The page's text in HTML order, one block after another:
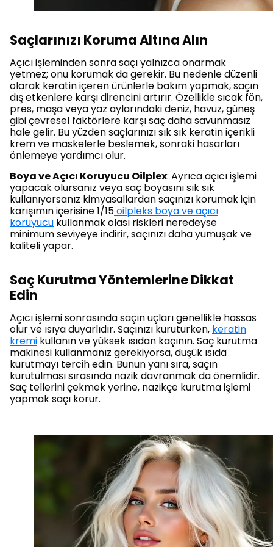
Saçlarınızı Koruma Altına Alın
Açıcı işleminden sonra saçı yalnızca onarmak
yetmez; onu korumak da gerekir. Bu nedenle düzenli
olarak keratin içeren ürünlerle bakım yapmak, saçın
dış etkenlere karşı direncini artırır. Özellikle sıcak fön,
pres, maşa veya yaz aylarındaki deniz, havuz, güneş
gibi çevresel faktörlere karşı saç daha savunmasız
hale gelir. Bu yüzden saçlarınızı sık sık keratin içerikli
krem ve maskelerle beslemek, sonraki hasarları
önlemeye yardımcı olur.
Boya ve Açıcı Koruyucu Oilplex: Ayrıca açıcı işlemi
yapacak olursanız veya saç boyasını sık sık
kullanıyorsanız kimyasallardan saçınızı korumak için
karışımın içerisine 1/15oilpleks boya ve açıcı
koruyucu kullanmak olası riskleri neredeyse
minimum seviyeye indirir, saçınızı daha yumuşak ve
kaliteli yapar.
Saç Kurutma Yöntemlerine Dikkat
Edin
Açıcı işlemi sonrasında saçın uçları genellikle hassas
olur ve ısıya duyarlıdır. Saçınızı kuruturken, keratin
kremi kullanın ve yüksek ısıdan kaçının. Saç kurutma
makinesi kullanmanız gerekiyorsa, düşük ısıda
kurutmayı tercih edin. Bunun yanı sıra, saçın
kurutulması sırasında nazik davranmak da önemlidir.
Saç tellerini çekmek yerine, nazikçe kurutma işlemi
yapmak saçı korur.